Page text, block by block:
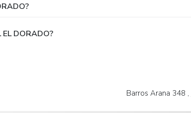
DORADO?
Barros Arana 348 ,